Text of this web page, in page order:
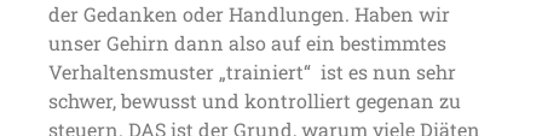
der Gedanken oder Handlungen. Haben wir
unser Gehirn dann also auf ein bestimmtes
Verhaltensmuster „trainiert“ ist es nun sehr
schwer, bewusst und kontrolliert gegenan zu
steuern. DAS ist der Grund, warum viele Diäten